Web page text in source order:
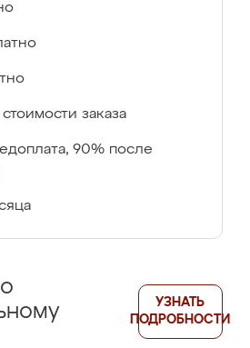
заказа
90% после
УЗНАТЬ
ПОДРОБНОСТИ